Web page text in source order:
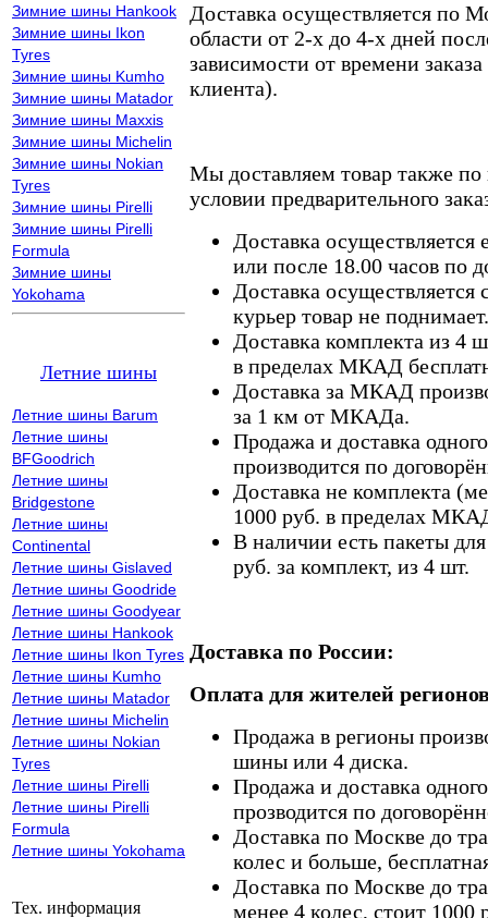
Зимние шины Hankook
Зимние шины Ikon
Tyres
Зимние шины Kumho
Зимние шины Matador
Зимние шины Maxxis
Зимние шины Michelin
Зимние шины Nokian
Tyres
Зимние шины Pirelli
Зимние шины Pirelli
Formula
Зимние шины
Yokohama
Летние шины
Летние шины Barum
Летние шины
BFGoodrich
Летние шины
Bridgestone
Летние шины
Continental
Летние шины Gislaved
Летние шины Goodride
Летние шины Goodyear
Летние шины Hankook
Летние шины Ikon Tyres
Летние шины Kumho
Летние шины Matador
Летние шины Michelin
Летние шины Nokian
Tyres
Летние шины Pirelli
Летние шины Pirelli
Formula
Летние шины Yokohama
Тех. информация
Доставка осуществляется по
области от 2-х до 4-х дней
зависимости от времени
клиента).
Мы доставляем товар также
условии предварительного
Доставка осуществляется
или после 18.00 часов по
Доставка осуществляется
курьер товар не поднимает.
Доставка комплекта из 4
в пределах МКАД
Доставка за МКАД
за 1 км от МКАДа.
Продажа и доставка
производится по
Доставка не комплекта
1000 руб. в пределах
В наличии есть пакеты
руб. за комплект, из 4 шт.
Доставка по России:
Оплата для жителей
Продажа в регионы
шины или 4 диска.
Продажа и доставка
прозводится по
Доставка по Москве до
колес и больше,
Доставка по Москве до
менее 4 колес, стоит 1000